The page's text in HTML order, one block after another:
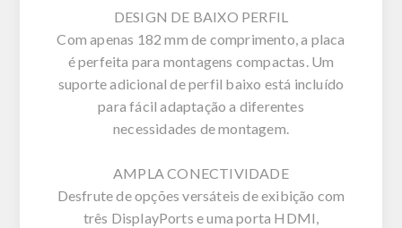
DESIGN DE BAIXO PERFIL
Com apenas 182 mm de comprimento, a placa
é perfeita para montagens compactas. Um
suporte adicional de perfil baixo está incluído
para fácil adaptação a diferentes
necessidades de montagem.
AMPLA CONECTIVIDADE
Desfrute de opções versáteis de exibição com
três DisplayPorts e uma porta HDMI,